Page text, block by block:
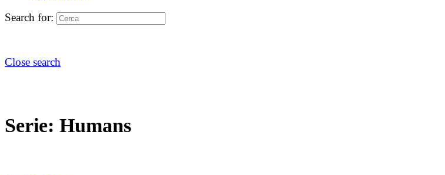
Search for:
Close search
Serie: Humans